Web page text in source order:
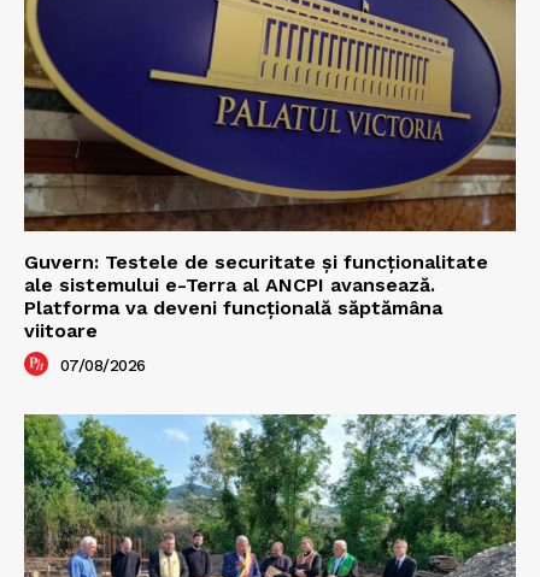
Guvern: Testele de securitate și funcționalitate
ale sistemului e-Terra al ANCPI avansează.
Platforma va deveni funcțională săptămâna
viitoare
07/08/2026